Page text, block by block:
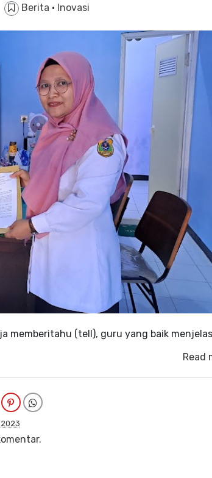
Berita · Inovasi
memberitahu (tell), guru yang baik
Read